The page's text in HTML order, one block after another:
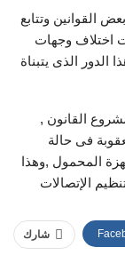
القوانين وتتابع
اختلاف وجهات
الذى يتبناة
القانون ,
فى حالة
المحمول ,وهذا
الإتصالات
شارك